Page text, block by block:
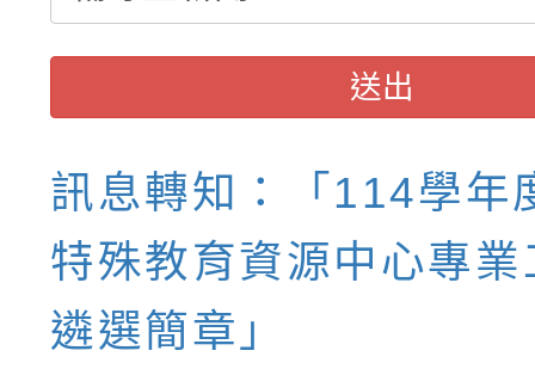
送出
訊息轉知：「114學年
特殊教育資源中心專
遴選簡章」